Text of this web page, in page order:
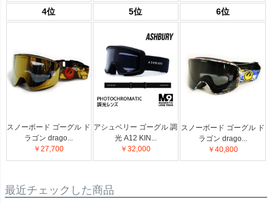
4位 5位 6位
スノーボード ゴーグル ド
ラゴン drago...
￥27,700
アシュベリー ゴーグル 調
光 A12 KIN...
￥32,000
スノーボード ゴーグル ド
ラゴン drago...
￥40,800
最近チェックした商品